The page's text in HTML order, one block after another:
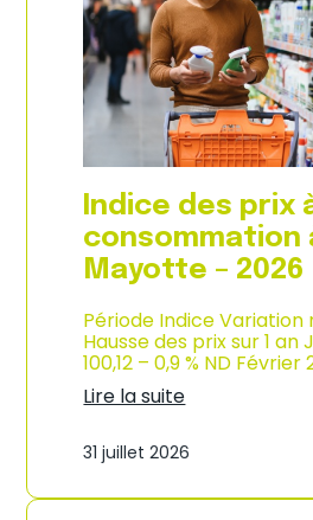
n
d
e
l
’
i
n
d
u
s
t
r
i
–
2
0
6
r
i
x
à
l
a
c
o
n
s
o
m
a
t
i
n
n
M
Indice des prix
consommation
Mayotte – 2026
Période Indice Variation
Hausse des prix sur 1 an
100,12 – 0,9 % ND Février
Lire la suite
n
i
31 juillet 2026